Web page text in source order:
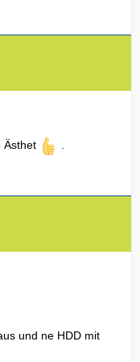
Ästhet
und ne HDD mit